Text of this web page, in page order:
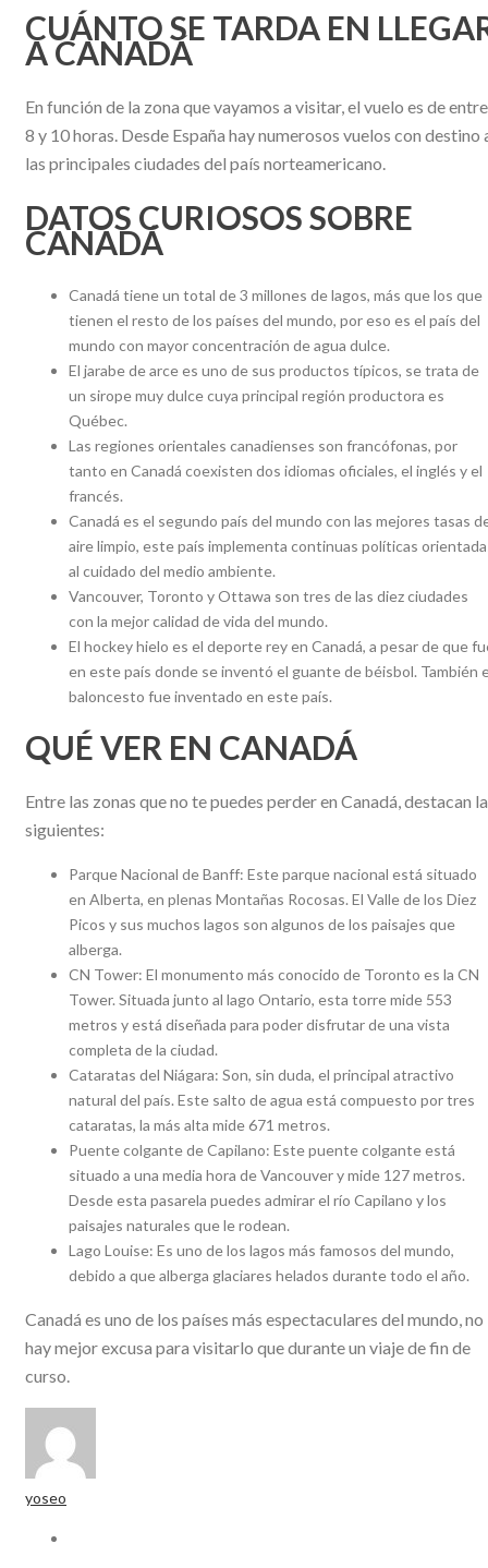
CUÁNTO SE TARDA EN
A CANADÁ
En función de la zona que vayamos a visitar, el vuelo es de entre
8 y 10 horas. Desde España hay numerosos vuelos con destino
las principales ciudades del país norteamericano.
DATOS CURIOSOS SOBRE
CANADÁ
Canadá tiene un total de 3 millones de lagos, más que los que
tienen el resto de los países del mundo, por eso es el país del
mundo con mayor concentración de agua dulce.
El jarabe de arce es uno de sus productos típicos, se trata de
un sirope muy dulce cuya principal región productora es
Québec.
Las regiones orientales canadienses son francófonas, por
tanto en Canadá coexisten dos idiomas oficiales, el inglés y el
francés.
Canadá es el segundo país del mundo con las mejores tasas
aire limpio, este país implementa continuas políticas
al cuidado del medio ambiente.
Vancouver, Toronto y Ottawa son tres de las diez ciudades
con la mejor calidad de vida del mundo.
El hockey hielo es el deporte rey en Canadá, a pesar de que
en este país donde se inventó el guante de béisbol. También
baloncesto fue inventado en este país.
QUÉ VER EN CANADÁ
Entre las zonas que no te puedes perder en Canadá, destacan
siguientes:
Parque Nacional de Banff: Este parque nacional está situado
en Alberta, en plenas Montañas Rocosas. El Valle de los Diez
Picos y sus muchos lagos son algunos de los paisajes que
alberga.
CN Tower: El monumento más conocido de Toronto es la CN
Tower. Situada junto al lago Ontario, esta torre mide 553
metros y está diseñada para poder disfrutar de una vista
completa de la ciudad.
Cataratas del Niágara: Son, sin duda, el principal atractivo
natural del país. Este salto de agua está compuesto por tres
cataratas, la más alta mide 671 metros.
Puente colgante de Capilano: Este puente colgante está
situado a una media hora de Vancouver y mide 127 metros.
Desde esta pasarela puedes admirar el río Capilano y los
paisajes naturales que le rodean.
Lago Louise: Es uno de los lagos más famosos del mundo,
debido a que alberga glaciares helados durante todo el año.
Canadá es uno de los países más espectaculares del mundo, no
hay mejor excusa para visitarlo que durante un viaje de fin de
curso.
yoseo